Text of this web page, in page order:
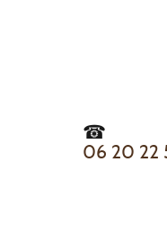
06 20 22